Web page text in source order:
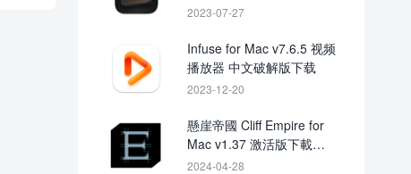
2023-07-27
Infuse for Mac v7.6.5 视频
播放器 中文破解版下载
2023-12-20
懸崖帝國 Cliff Empire for
Mac v1.37 激活版下載
crack
2024-04-28